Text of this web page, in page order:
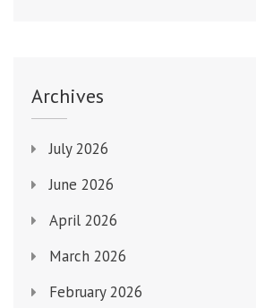
Archives
July 2026
June 2026
April 2026
March 2026
February 2026